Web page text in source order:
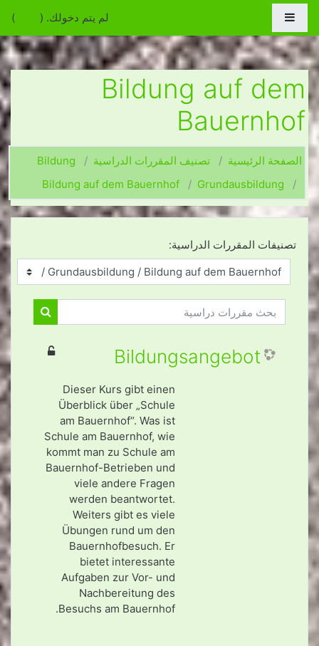
تجاوز إلى المحتوى الرئيسي
لم يتم دخولك. ( )
Bildung auf dem
Bauernhof
الصفحة الرئيسية تصنيف المقررات الدراسية
Bildung
Grundausbildung
Bildung auf dem Bauernhof
تصنيفات المقررات الدراسية:
بحث مقررات دراسية
بحث
Bildungsangebot
Dieser Kurs gibt einen
Überblick über „Schule
am Bauernhof“. Was ist
Schule am Bauernhof, wie
kommt man zu Schule am
Bauernhof-Betrieben und
viele andere Fragen
werden beantwortet.
Weiters gibt es viele
Übungen rund um den
Bauernhofbesuch. Er
bietet interessante
Aufgaben zur Vor- und
Nachbereitung des
Besuchs am Bauernhof.